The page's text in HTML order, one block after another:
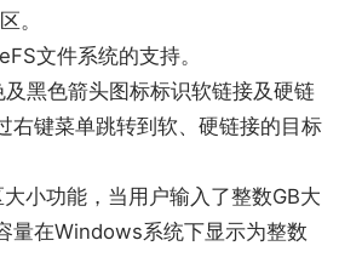
。
文件系统的支持。
色箭头图标标识软链接及硬链
右键菜单跳转到软、硬链接的目标
功能，当用户输入了整数GB大
量在Windows系统下显示为整数